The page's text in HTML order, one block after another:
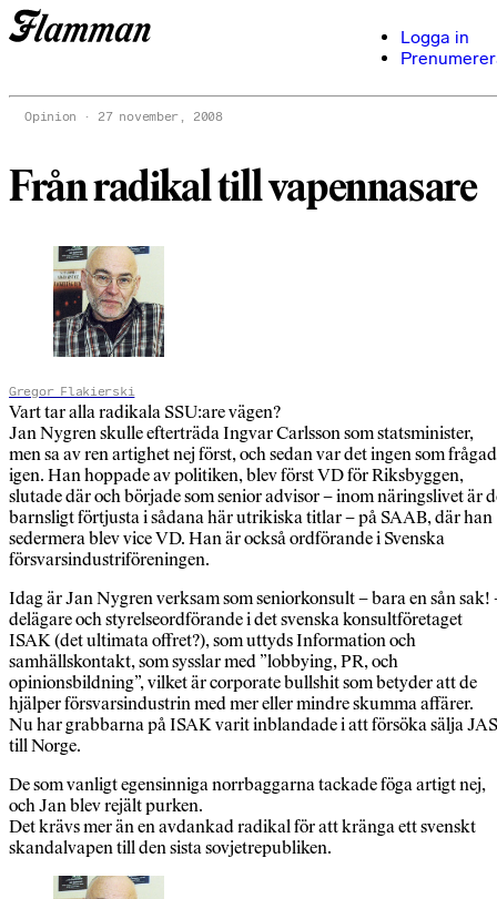
Logga in
Opinion 27 november, 2008
Från radikal till vapennasare
Gregor Flakierski
Vart tar alla radikala SSU:are vägen?
Jan Nygren skulle efterträda Ingvar Carlsson som statsminister,
men sa av ren artighet nej först, och sedan var det ingen som
igen. Han hoppade av politiken, blev först VD för Riksbyggen,
slutade där och började som senior advisor – inom näringslivet är
barnsligt förtjusta i sådana här utrikiska titlar – på SAAB, där han
sedermera blev vice VD. Han är också ordförande i Svenska
försvarsindustriföreningen.
Idag är Jan Nygren verksam som seniorkonsult – bara en sån sak!
delägare och styrelseordförande i det svenska konsultföretaget
ISAK (det ultimata offret?), som uttyds Information och
samhällskontakt, som sysslar med ”lobbying, PR, och
opinionsbildning”, vilket är corporate bullshit som betyder att de
hjälper försvarsindustrin med mer eller mindre skumma affärer.
Nu har grabbarna på ISAK varit inblandade i att försöka sälja JAS
till Norge.
De som vanligt egensinniga norrbaggarna tackade föga artigt nej,
och Jan blev rejält purken.
Det krävs mer än en avdankad radikal för att kränga ett svenskt
skandalvapen till den sista sovjetrepubliken.